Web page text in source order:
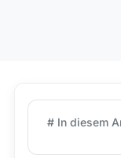
# In diesem